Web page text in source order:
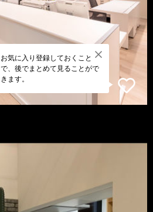
お気に入り登録しておくこと
で、後でまとめて見ることがで
きます。